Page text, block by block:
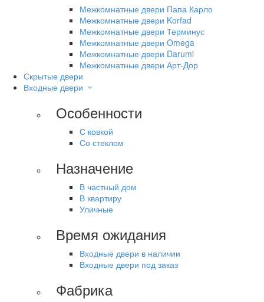
Межкомнатные двери Папа Карло
Межкомнатные двери Korfad
Межкомнатные двери Терминус
Межкомнатные двери Omega
Межкомнатные двери Darumi
Межкомнатные двери Арт-Дор
Скрытые двери
Входные двери
Особенности
С ковкой
Со стеклом
Назначение
В частный дом
В квартиру
Уличные
Время ожидания
Входные двери в наличии
Входные двери под заказ
Фабрика